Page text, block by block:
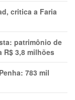
critica a Faria
patrimônio de
R$ 3,8 milhões
783 mil